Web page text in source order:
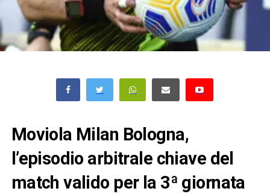
Moviola Milan Bologna,
l’episodio arbitrale chiave del
match valido per la 3ª giornata